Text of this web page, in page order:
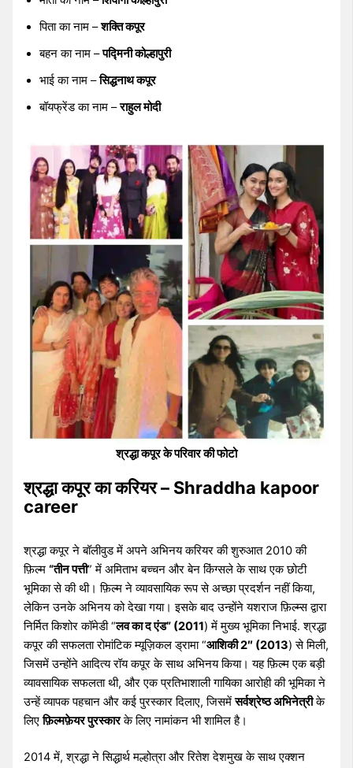
पिता का नाम –शक्ति कपूर
बहन का नाम –पद्मिनी कोल्हापुरी
भाई का नाम –सिद्धनाथ कपूर
बॉयफ्रेंड का नाम –राहुल मोदी
श्रद्धा कपूर के परिवार की फोटो
श्रद्धा कपूर का करियर – Shraddha kapoor
career
श्रद्धा कपूर ने बॉलीवुड में अपने अभिनय करियर की शुरुआत 2010 की
फ़िल्म“तीन पत्ती” में अमिताभ बच्चन और बेन किंग्सले के साथ एक छोटी
भूमिका से की थी। फ़िल्म ने व्यावसायिक रूप से अच्छा प्रदर्शन नहीं किया,
लेकिन उनके अभिनय को देखा गया। इसके बाद उन्होंने यशराज फ़िल्म्स द्वारा
निर्मित किशोर कॉमेडी “लव का द एंड” (2011) में मुख्य भूमिका निभाई. श्रद्धा
कपूर की सफलता रोमांटिक म्यूज़िकल ड्रामा “आशिकी 2″ (2013) से मिली,
जिसमें उन्होंने आदित्य रॉय कपूर के साथ अभिनय किया। यह फ़िल्म एक बड़ी
व्यावसायिक सफलता थी, और एक प्रतिभाशाली गायिका आरोही की भूमिका ने
उन्हें व्यापक पहचान और कई पुरस्कार दिलाए, जिसमेंसर्वश्रेष्ठ अभिनेत्रीके
लिएफ़िल्मफ़ेयर पुरस्कारके लिए नामांकन भी शामिल है।
2014 में, श्रद्धा ने सिद्धार्थ मल्होत्रा ​​और रितेश देशमुख के साथ एक्शन